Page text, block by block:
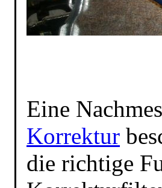
Eine
Korrektur
die richtige